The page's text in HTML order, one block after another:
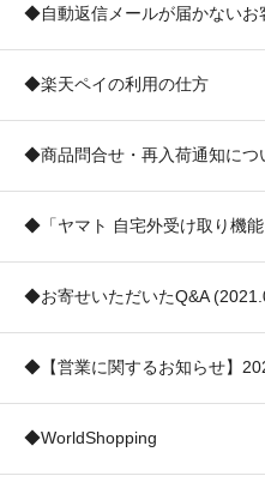
◆自動返信メールが届かないお
◆楽天ペイの利用の仕方
◆商品問合せ・再入荷通知につ
◆「ヤマト 自宅外受け取り機
◆お寄せいただいたQ&A
◆【営業に関するお知らせ】
◆WorldShopping